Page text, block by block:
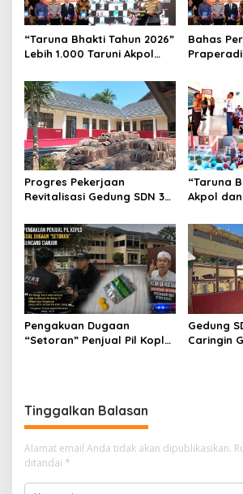
“Taruna Bhakti Tahun 2026”
Lebih 1.000 Taruni Akpol
Karakter Siswa Sekolah
Rakyat
Bahas
Jaya
Progres Pekerjaan
Revitalisasi Gedung SDN 3
Mencapai 50 Persen
“Taruna
Akpol
Sekolah
Pengakuan Dugaan
“Setoran” Penjual Pil Koplo
Gedung
Caringin
Tinggalkan Balasan
Alamat email Anda tidak akan dipublikasikan.
ditandai *